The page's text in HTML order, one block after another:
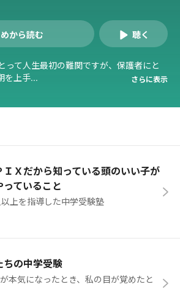
から読む 聴く
って人生最初の難関ですが、保護者にと
を上手...
さらに表示
ＩＸだから知っている頭のいい子が
っていること
上を指導した中学受験塾
ちの中学受験
本気になったとき、私の目が覚めたと